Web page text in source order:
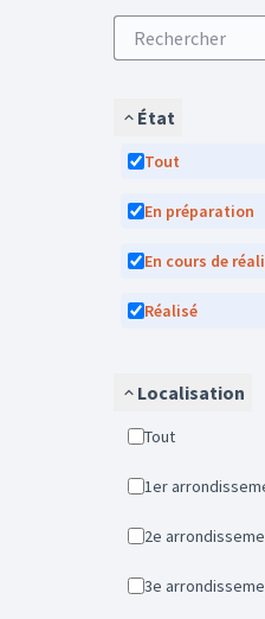
État
Tout
En préparation
En cours de
Réalisé
Localisation
Tout
1er
2e
3e